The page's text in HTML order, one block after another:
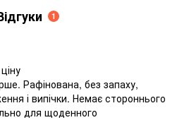
1
Рафінована, без запаху,
і випічки. Немає стороннього
для щоденного